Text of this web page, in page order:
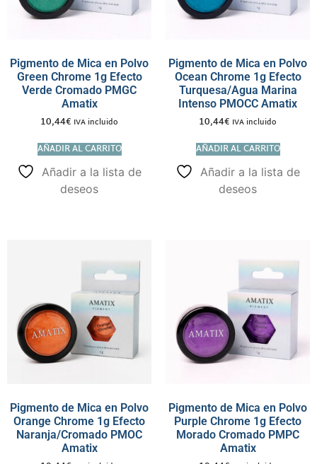
Pigmento de Mica en Polvo
Green Chrome 1g Efecto
Verde Cromado PMGC
Amatix
10,44€ IVA incluido
AÑADIR AL CARRITO
Añadir a la lista de
deseos
Pigmento de Mica en Polvo
Ocean Chrome 1g Efecto
Turquesa/Agua Marina
Intenso PMOCC Amatix
10,44€ IVA incluido
AÑADIR AL CARRITO
Añadir a la lista de
deseos
Pigmento de Mica en Polvo
Orange Chrome 1g Efecto
Naranja/Cromado PMOC
Amatix
Pigmento de Mica en Polvo
Purple Chrome 1g Efecto
Morado Cromado PMPC
Amatix